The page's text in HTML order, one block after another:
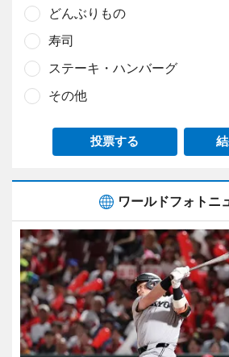
どんぶりもの
寿司
ステーキ・ハンバーグ
その他
投票する
ワールドフォトニ